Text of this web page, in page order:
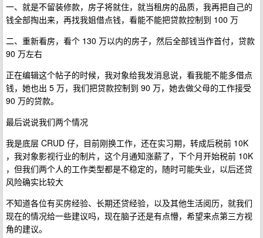
一、就是不留装修款，房子将就住，就当租房的品质，我再把自己的
钱全部掏出来，再找我姐借点钱，看能不能把贷款控制到 100 万
二、重新看房，看个 130 万以内的房子，然后全部钱当作首付，贷款
90 万左右
正在编辑这个帖子的时候，我对象给我发消息说，看我能不能多借点
钱，她也出 5 万，我们把贷款控制到 90 万，她去做父母的工作接受
90 万的贷款。
最后说说我们两个情况
我是底层 CRUD 仔，目前刚换工作，还在实习期，转成后税前 10K
，我对象影视行业的制片，这个月通知涨薪了，下个月开始税前 10K
，但我们两个人的工作类型都是不稳定的，随时可能失业，以后还贷
风险确实比较大
不知道各位有买房经验、长期还贷经验，以及其他生活阅历，就我们
现在的情况给一些建议吗，现在脑子还是有点懵，希望来点第三方视
角的建议。